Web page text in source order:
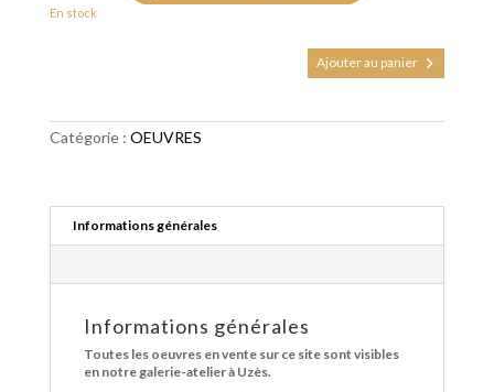
En stock
Ajouter au panier
Catégorie : OEUVRES
Informations générales
Informations générales
Toutes les oeuvres en vente sur ce site sont visibles
en notre galerie-atelier à Uzès.